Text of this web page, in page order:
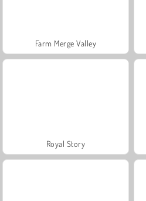
Farm Merge Valley
Royal Story